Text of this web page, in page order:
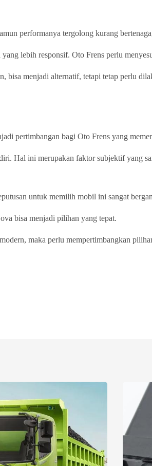
performanya tergolong kurang
lebih responsif. Oto Frens perlu
menjadi alternatif, tetapi tetap perlu
pertimbangan bagi Oto Frens yang
Hal ini merupakan faktor subjektif yang
untuk memilih mobil ini sangat
bisa menjadi pilihan yang tepat.
maka perlu mempertimbangkan